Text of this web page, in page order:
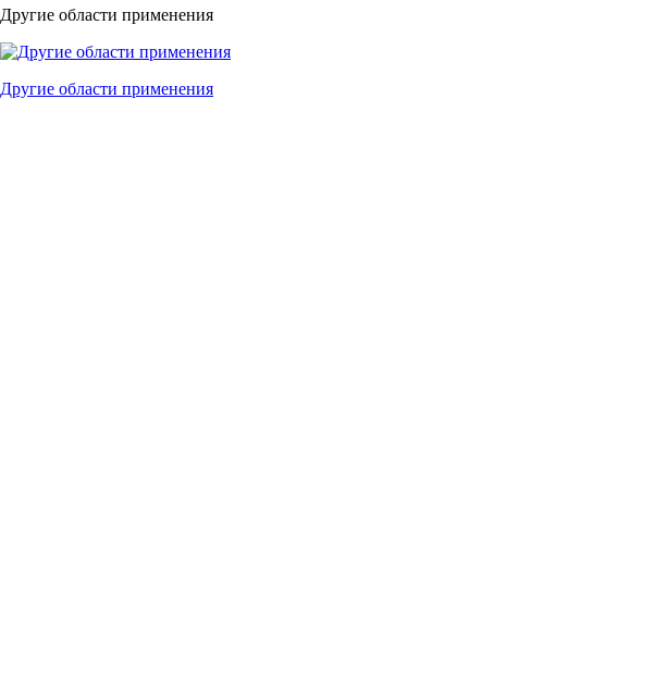
Другие области применения
Другие области применения